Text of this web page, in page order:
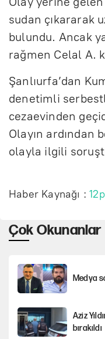
sudan çıkararak
bulundu. Ancak
rağmen Celal A.
Şanlıurfa’dan
denetimli
cezaevinden
Olayın ardından
olayla ilgili
Haber Kaynağı :
Çok Okunanlar
Medya
Aziz
bırakıldı